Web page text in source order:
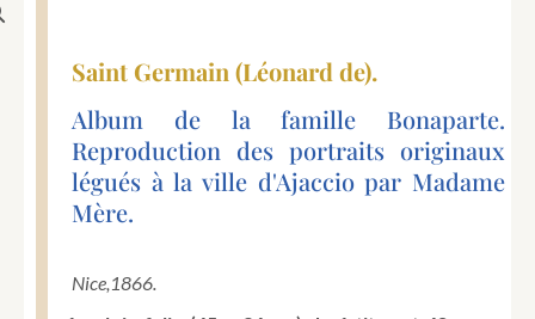
Saint Germain (Léonard de).
Album de la famille Bonaparte.
Reproduction des portraits originaux
légués à la ville d'Ajaccio par Madame
Mère.
Nice,1866.